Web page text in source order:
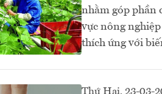
nhằm góp phần
vực nông
thích ứng với
Thứ Hai, 23-03-